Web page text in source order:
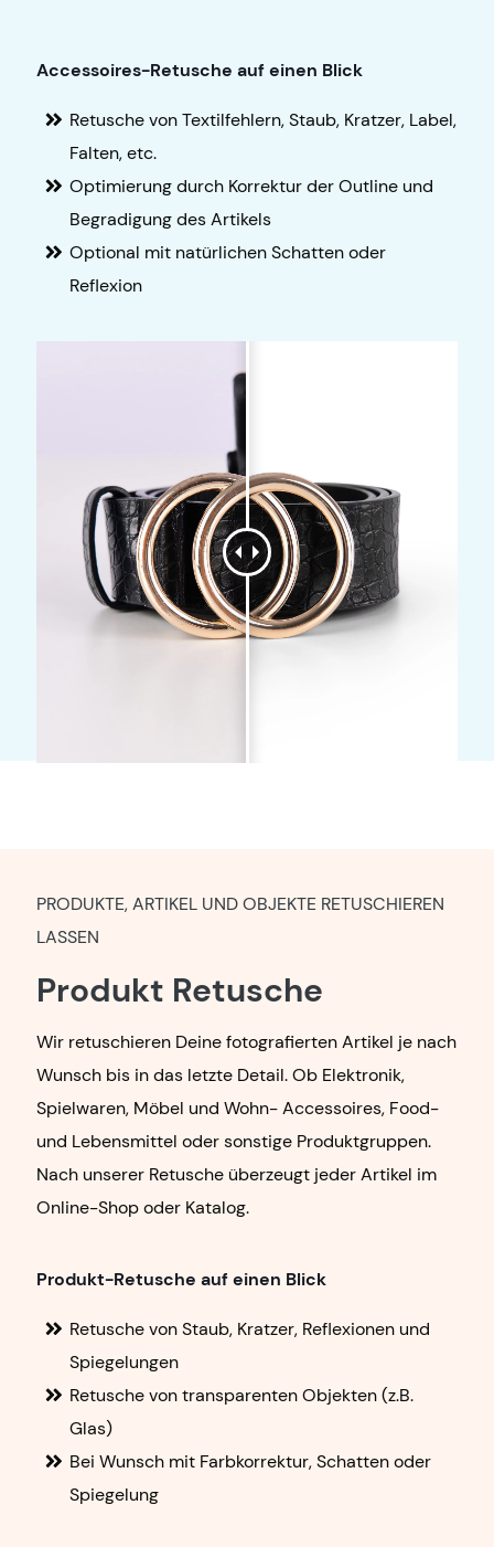
Accessoires-Retusche auf einen Blick
Retusche von Textilfehlern, Staub, Kratzer, Label,
Falten, etc.
Optimierung durch Korrektur der Outline und
Begradigung des Artikels
Optional mit natürlichen Schatten oder
Reflexion
PRODUKTE, ARTIKEL UND OBJEKTE RETUSCHIEREN
LASSEN
Produkt Retusche
Wir retuschieren Deine fotografierten Artikel je nach
Wunsch bis indas letzte Detail. Ob Elektronik,
Spielwaren, Möbel und Wohn-Accessoires, Food-
und Lebensmittel oder sonstige Produktgruppen.
Nach unserer Retusche überzeugt jeder Artikel im
Online-Shop oder Katalog.
Produkt-Retusche auf einen Blick
Retusche von Staub, Kratzer, Reflexionen und
Spiegelungen
Retusche von transparenten Objekten (z.B.
Glas)
Bei Wunsch mit Farbkorrektur, Schatten oder
Spiegelung